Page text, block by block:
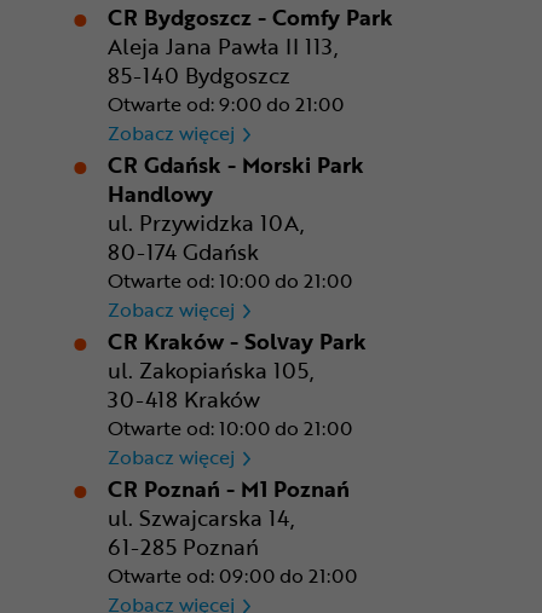
CR Bydgoszcz - Comfy Park
Aleja Jana Pawła II 113,
85-140 Bydgoszcz
Otwarte od: 9:00 do 21:00
Zobacz więcej CR Bydgoszcz - Comfy Park
CR Gdańsk - Morski Park
Handlowy
ul. Przywidzka 10A,
80-174 Gdańsk
Otwarte od: 10:00 do 21:00
Zobacz więcej CR Gdańsk - Morski Park
CR Kraków - Solvay Park
ul. Zakopiańska 105,
30-418 Kraków
Otwarte od: 10:00 do 21:00
Zobacz więcej CR Kraków - Solvay Park
CR Poznań - M1 Poznań
ul. Szwajcarska 14,
61-285 Poznań
Otwarte od: 09:00 do 21:00
Zobacz więcej CR Poznań - M1 Poznań